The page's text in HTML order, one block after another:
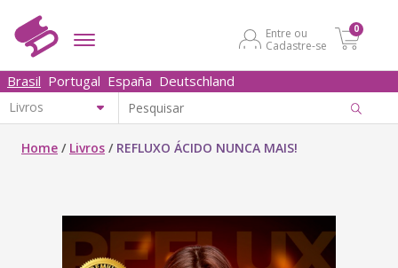
Entre ou
Cadastre-se
0
Brasil Portugal España Deutschland
Home / Livros / REFLUXO ÁCIDO NUNCA MAIS!